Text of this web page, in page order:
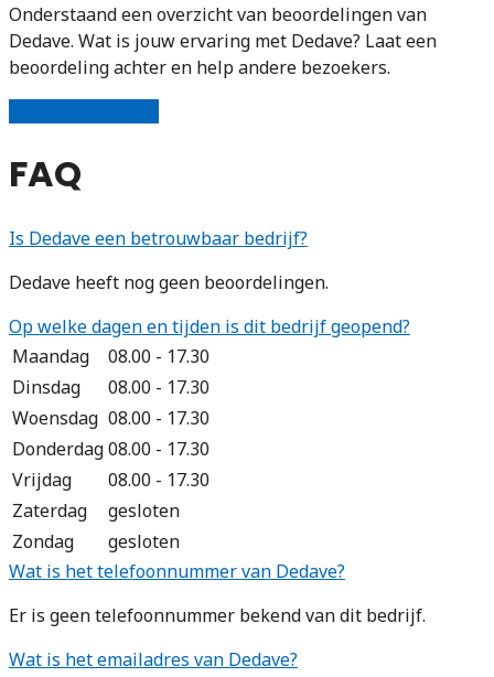
Onderstaand een overzicht van beoordelingen van
Dedave. Wat is jouw ervaring met Dedave? Laat een
beoordeling achter en help andere bezoekers.
FAQ
Is Dedave een betrouwbaar bedrijf?
Dedave heeft nog geen beoordelingen.
Op welke dagen en tijden is dit bedrijf geopend?
Maandag
08.00 - 17.30
Dinsdag
08.00 - 17.30
Woensdag 08.00 - 17.30
Donderdag08.00 - 17.30
Vrijdag
08.00 - 17.30
Zaterdag
gesloten
Zondag
gesloten
Wat is het telefoonnummer van Dedave?
Er is geen telefoonnummer bekend van dit bedrijf.
Wat is het emailadres van Dedave?